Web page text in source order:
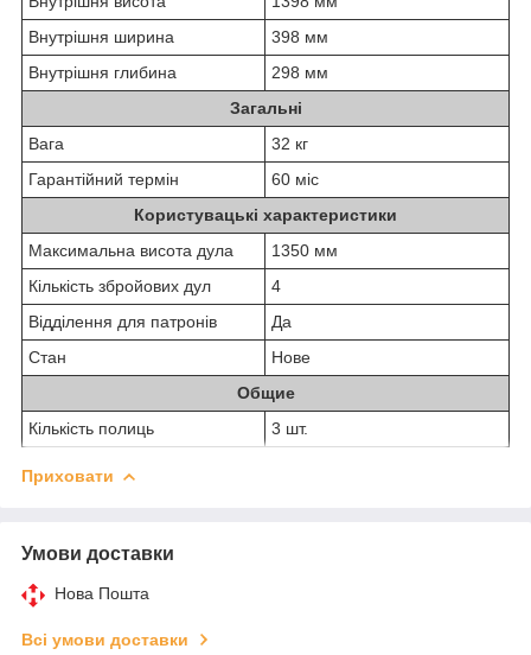
Внутрішня ширина
398 мм
Внутрішня глибина
298 мм
Загальні
Вага
32 кг
Гарантійний термін
60 міс
Користувацькі характеристики
Максимальна висота дула
1350 мм
Кількість збройових дул
4
Відділення для патронів
Да
Стан
Нове
Общие
Кількість полиць
3 шт.
Приховати
Умови доставки
Нова Пошта
Всі умови доставки